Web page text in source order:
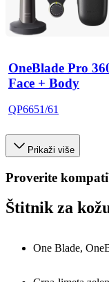
OneBlade Pro
Face + Body
QP6651/61
Prikaži više
Proverite
Štitnik za
One Blade,